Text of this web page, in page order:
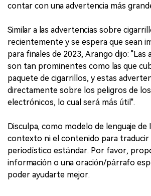
contar con una advertencia más
Similar a las advertencias sobre
recientemente y se espera que sean
para finales de 2023, Arango dijo: "Las
son tan prominentes como las que
paquete de cigarrillos, y estas
directamente sobre los peligros de
electrónicos, lo cual será más útil".
Disculpa, como modelo de lenguaje de
contexto ni el contenido para traducir
periodístico estándar. Por favor,
información o una oración/párrafo
poder ayudarte mejor.